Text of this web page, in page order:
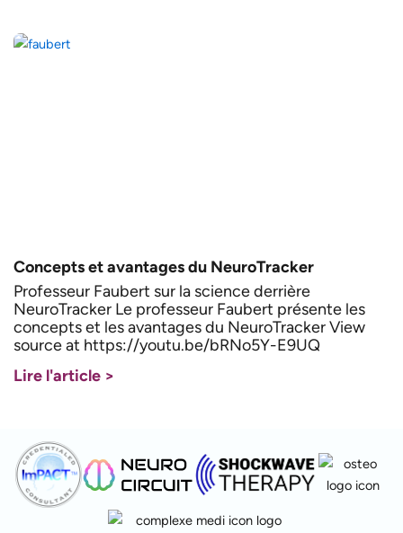
Concepts et avantages du NeuroTracker
Professeur Faubert sur la science derrière
NeuroTracker Le professeur Faubert présente les
concepts et les avantages du NeuroTracker View
source at https://youtu.be/bRNo5Y-E9UQ
Lire l'article >